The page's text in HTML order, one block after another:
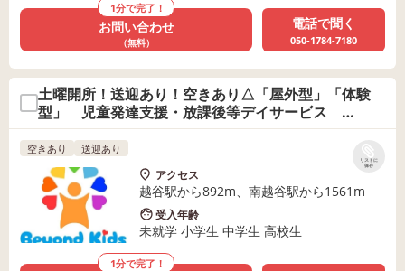
1分で完了！
お問い合わせ
（無料）
電話で聞く
050-1784-7180
土曜開所！送迎あり！空きあり△「屋外型」「体験
型」 児童発達支援・放課後等デイサービス
Beyond Kids
リストに
保存
空きあり 送迎あり
アクセス
越谷駅から892m、南越谷駅から1561m
受入年齢
未就学 小学生 中学生 高校生
1分で完了！